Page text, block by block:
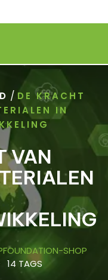
/ DE KRACHT
IN
VAN
SHOP
14 TAGS